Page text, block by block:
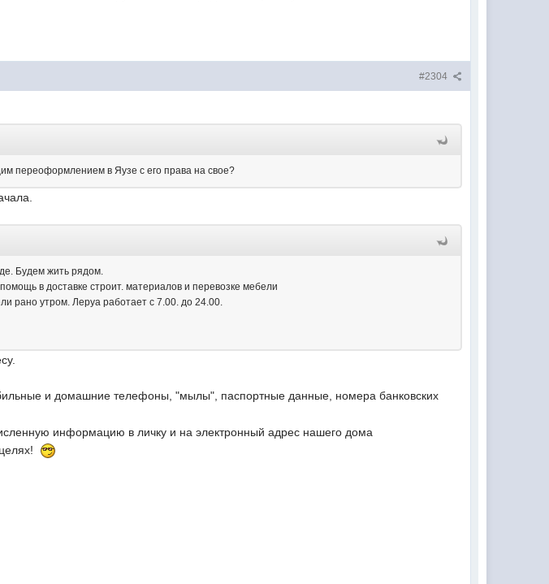
#2304
переоформлением в Яузе с его права на свое?
Будем жить рядом.
в доставке строит. материалов и перевозке мебели
рано утром. Леруа работает с 7.00. до 24.00.
и домашние телефоны, "мылы", паспортные данные, номера банковских
информацию в личку и на электронный адрес нашего дома